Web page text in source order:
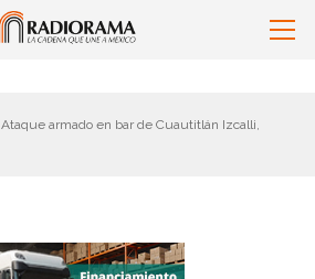
Ataque armado en bar de Cuautitlán Izcalli,